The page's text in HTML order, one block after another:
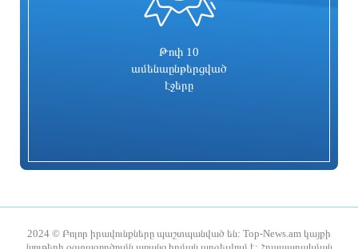
ինքնաբացարկ հայտնեց. նոր
Մուրադ Սիմոնյանից կբռնագանձվի 4
հունական ժողովրդական պարերի
Թոփ 10
ամենաընթերցված
էջերը
2024 © Բոլոր իրավունքները պաշտպանված են: Top-News.am կայքի